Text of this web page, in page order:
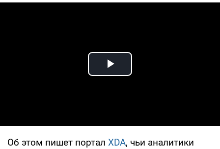
Play Video
Об этом пишет портал XDA, чьи аналитики